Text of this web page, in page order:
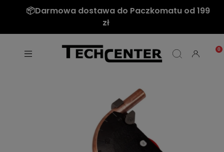
📦Darmowa dostawa do Paczkomatu od 199
zł